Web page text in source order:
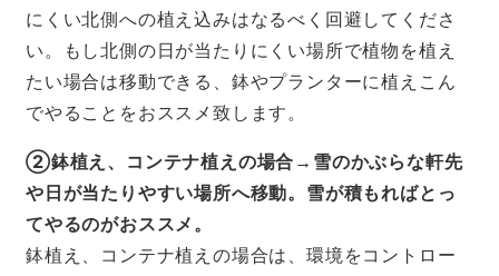
にくい北側への植え込みはなるべく回避してくださ
い。もし北側の日が当たりにくい場所で植物を植え
たい場合は移動できる、鉢やプランターに植えこん
でやることをおススメ致します。
②鉢植え、コンテナ植えの場合→雪のかぶらな軒先
や日が当たりやすい場所へ移動。雪が積もればとっ
てやるのがおススメ。
鉢植え、コンテナ植えの場合は、環境をコントロー